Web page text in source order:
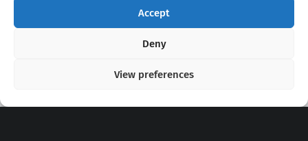
Accept
Deny
View preferences